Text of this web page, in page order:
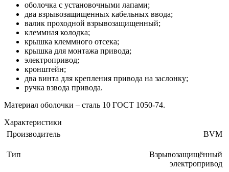
оболочка с установочными лапами;
два взрывозащищенных кабельных ввода;
валик проходной взрывозащищенный;
клеммная колодка;
крышка клеммного отсека;
крышка для монтажа привода;
электропривод;
кронштейн;
два винта для крепления привода на заслонку;
ручка взвода привода.
Материал оболочки – сталь 10 ГОСТ 1050-74.
Характеристики
Производитель
BVM
Тип
Взрывозащищённый
электропривод